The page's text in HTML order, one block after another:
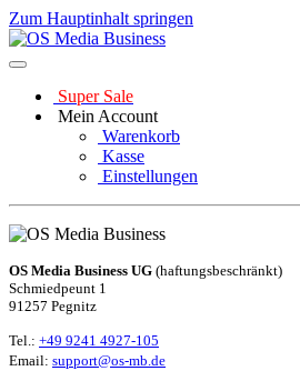
Zum Hauptinhalt springen
Super Sale
Mein Account
Warenkorb
Kasse
Einstellungen
OS Media Business UG (haftungsbeschränkt)
Schmiedpeunt 1
91257 Pegnitz
Tel.: +49 9241 4927-105
Email: support@os-mb.de